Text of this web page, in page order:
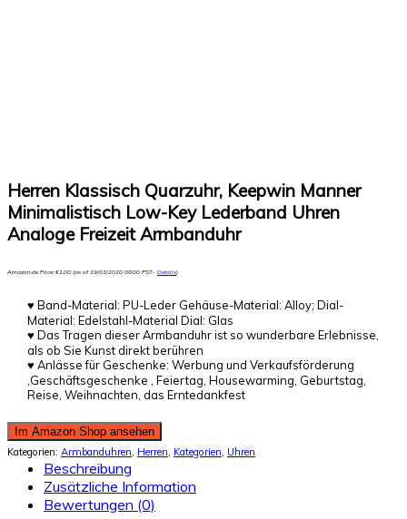
Herren Klassisch Quarzuhr, Keepwin Manner
Minimalistisch Low-Key Lederband Uhren
Analoge Freizeit Armbanduhr
Amazon.de Price:€1,00 (as of 19/03/2020 08:00 PST- Details)
♥ Band-Material: PU-Leder Gehäuse-Material: Alloy; Dial-
Material: Edelstahl-Material Dial: Glas
♥ Das Tragen dieser Armbanduhr ist so wunderbare Erlebnisse,
als ob Sie Kunst direkt berühren
♥ Anlässe für Geschenke: Werbung und Verkaufsförderung
,Geschäftsgeschenke , Feiertag, Housewarming, Geburtstag,
Reise, Weihnachten, das Erntedankfest
Im Amazon Shop ansehen
Kategorien: Armbanduhren, Herren, Kategorien, Uhren
Beschreibung
Zusätzliche Information
Bewertungen (0)